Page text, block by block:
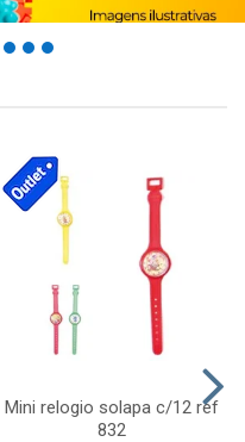
Mini relogio solapa c/12 ref
832